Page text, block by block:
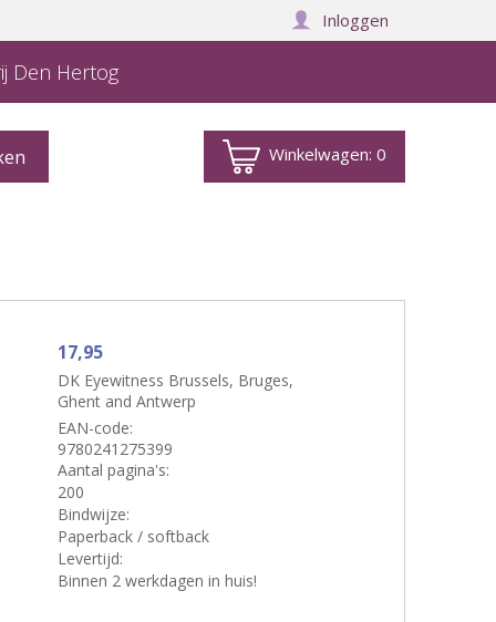
Inloggen
Den Hertog
Winkelwagen:0
17,95
DK Eyewitness Brussels, Bruges,
Ghent and Antwerp
EAN-code:
9780241275399
Aantal pagina's:
200
Bindwijze:
Paperback / softback
Levertijd:
Binnen 2 werkdagen in huis!